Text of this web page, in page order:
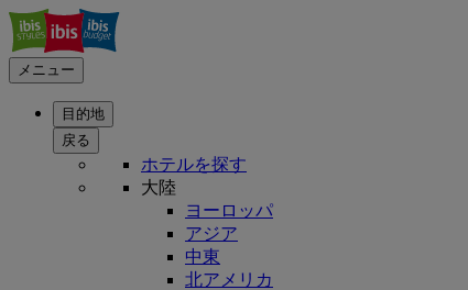
メニュー
目的地
戻る
ホテルを探す
大陸
ヨーロッパ
アジア
中東
北アメリカ